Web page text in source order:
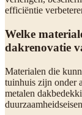
efficiëntie
Welke
dakrenovatie
Materialen die
tuinhuis zijn onder
metalen